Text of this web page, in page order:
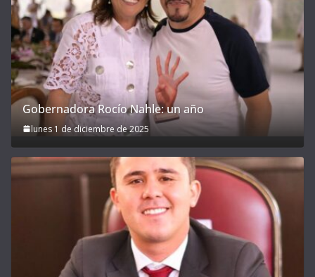
Gobernadora Rocío Nahle: un año
lunes 1 de diciembre de 2025